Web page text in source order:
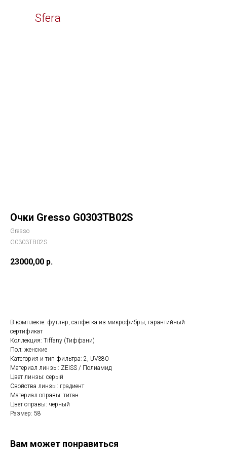
Sfera
Очки Gresso G0303TB02S
Gresso
G0303TB02S
23000,00 р.
В комплекте: футляр, салфетка из микрофибры, гарантийный
сертификат
Коллекция: Tiffany (Тиффани)
Пол: женские
Категория и тип фильтра: 2, UV380
Материал линзы: ZEISS / Полиамид
Цвет линзы: серый
Cвойства линзы: градиент
Материал оправы: титан
Цвет оправы: черный
Размер: 58
Вам может понравиться